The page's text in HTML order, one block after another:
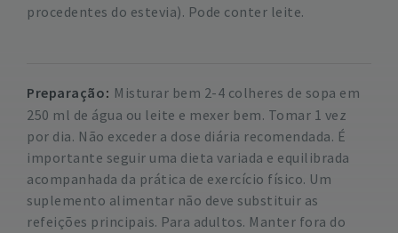
procedentes do estevia). Pode conter leite.
Preparação
Misturar bem 2-4 colheres de sopa em
250 ml de água ou leite e mexer bem. Tomar 1 vez
por dia. Não exceder a dose diária recomendada. É
importante seguir uma dieta variada e equilibrada
acompanhada da prática de exercício físico. Um
suplemento alimentar não deve substituir as
refeições principais. Para adultos. Manter fora do